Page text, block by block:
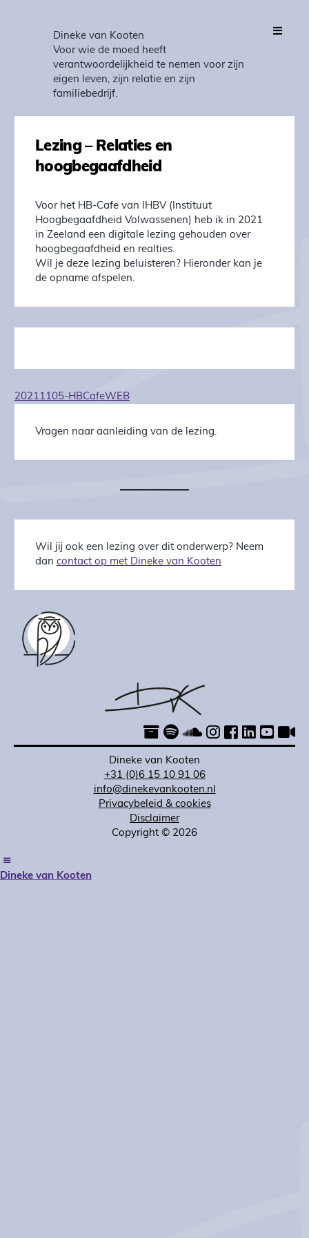
Dineke van Kooten
Voor wie de moed heeft
verantwoordelijkheid te nemen voor zijn
eigen leven, zijn relatie en zijn
familiebedrijf.
Lezing – Relaties en
hoogbegaafdheid
Voor het HB-Cafe van IHBV (Instituut
Hoogbegaafdheid Volwassenen) heb ik in 2021
in Zeeland een digitale lezing gehouden over
hoogbegaafdheid en realties.
Wil je deze lezing beluisteren? Hieronder kan je
de opname afspelen.
20211105-HBCafeWEB
Vragen naar aanleiding van de lezing.
Wil jij ook een lezing over dit onderwerp? Neem
dan contact op met Dineke van Kooten
Dineke van Kooten
+31 (0)6 15 10 91 06
info@dinekevankooten.nl
Privacybeleid & cookies
Disclaimer
Copyright © 2026
Dineke van Kooten